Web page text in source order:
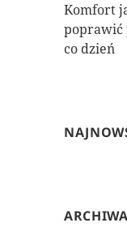
Komfort
poprawić
co dzień
ARCHIWA